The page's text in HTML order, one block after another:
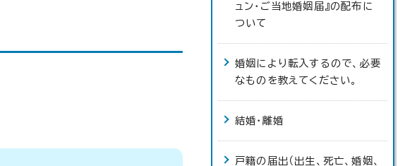
ュン・ご当地婚姻届』の配布に
ついて
婚姻により転入するので、必要
なものを教えてください。
結婚・離婚
戸籍の届出（出生、死亡、婚姻、